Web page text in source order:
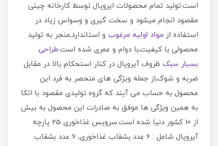
است.تولید تمام محصولات ایروپال توسط کارخانه چینی
مقصود انجام میشود و سخت گیری و وسواس زیاد در
استفاده از مواد اولیه مرغوب و استاندارد,منجر به تولید
محصولی با کیفیت,با دوام و عمری شده است.طراحی
بسیار سبک ظروف آیروپال در کنار استحکام بالا در مقابل
ضربه و شوک,از جمله ویژگی های منحصر به فرد این
محصول به حساب می آیند که گروه تولیدی مقصود با اتکا
به همین ویژگی ها موفق به صادرات این محصول به بیش
از 10 کشور دنیا شده است.سرویس غذاخوری 25 پارچه
آیروپال شامل : 6 عدد بشقاب غذاخوری, 6 عدد بشقاب